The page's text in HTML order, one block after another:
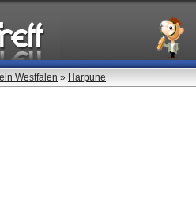
Westfalen » Harpune